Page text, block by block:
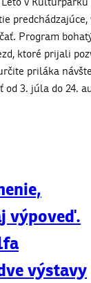
Program
ktoré prijali
priláka
od 3. júla do 24.
výpoveď.
výstavy